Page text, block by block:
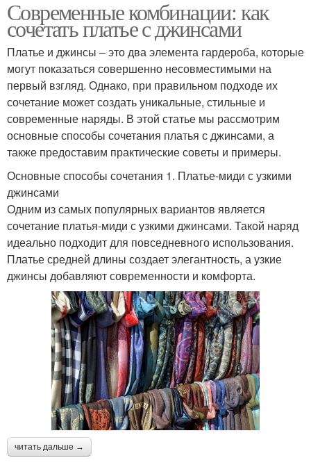
Современные комбинации: как
сочетать платье с джинсами
Платье и джинсы – это два элемента гардероба, которые
могут показаться совершенно несовместимыми на
первый взгляд. Однако, при правильном подходе их
сочетание может создать уникальные, стильные и
современные наряды. В этой статье мы рассмотрим
основные способы сочетания платья с джинсами, а
также предоставим практические советы и примеры.
Основные способы сочетания 1. Платье-миди с узкими
джинсами
Одним из самых популярных вариантов является
сочетание платья-миди с узкими джинсами. Такой наряд
идеально подходит для повседневного использования.
Платье средней длины создает элегантность, а узкие
джинсы добавляют современности и комфорта.
читать дальше →